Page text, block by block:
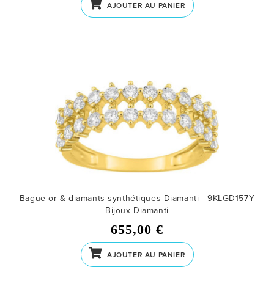
AJOUTER AU PANIER
Bague or & diamants synthétiques Diamanti - 9KLGD157Y
Bijoux Diamanti
655,00 €
AJOUTER AU PANIER